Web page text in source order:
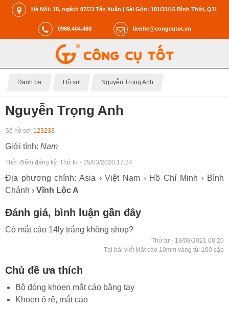
Hà Nội: 18, ngách 87/23 Tân Xuân | Sài Gòn: 181/31/15 Bình Thới, Q11
0966.404.460 lienhe@congcutot.vn
Danh bạ Hồ sơ Nguyễn Trọng Anh
Nguyễn Trọng Anh
Số hồ sơ: 123233
Giới tính: Nam
Thời điểm đăng ký: Thứ tư - 25/03/2020 17:24
Địa phương chính: Asia › Việt Nam › Hồ Chí Minh › Bình
Chánh › Vĩnh Lộc A
Đánh giá, bình luận gần đây
Có mắt cáo 14ly trắng không shop?
Thứ tư - 18/08/2021 08:20
Tại bài viết Mắt cáo 10mm vàng túi 100 cặp
Chủ đề ưa thích
Bộ đóng khoen mắt cáo bằng tay
Khoen ô rê, mắt cáo